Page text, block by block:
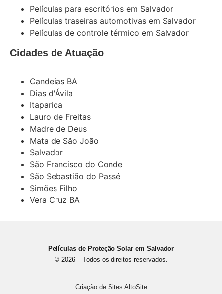
Películas para escritórios em Salvador
Películas traseiras automotivas em Salvador
Películas de controle térmico em Salvador
Cidades de Atuação
Candeias BA
Dias d'Ávila
Itaparica
Lauro de Freitas
Madre de Deus
Mata de São João
Salvador
São Francisco do Conde
São Sebastião do Passé
Simões Filho
Vera Cruz BA
Películas de Proteção Solar em Salvador
© 2026 – Todos os direitos reservados.
Criação de Sites AltoSite